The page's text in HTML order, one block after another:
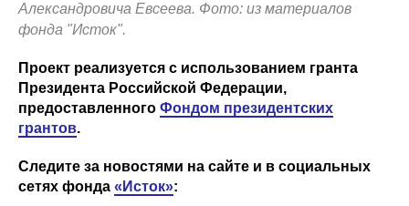
Александровича Евсеева. Фото: из материалов
фонда "Исток".
Проект реализуется с использованием гранта
Президента Российской Федерации,
предоставленного Фондом президентских
грантов.
Следите за новостями на сайте и в социальных
сетях фонда «Исток»: